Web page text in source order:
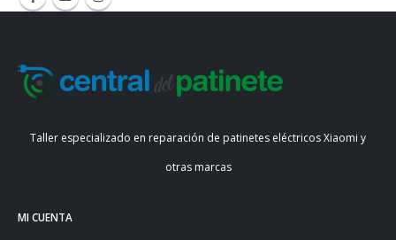
Taller especializado en reparación de patinetes eléctricos Xiaomi y
otras marcas
MI CUENTA